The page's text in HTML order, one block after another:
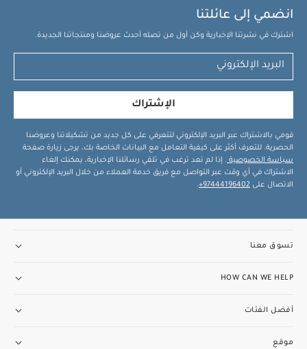
انضمي إلى عائلتنا
اشترك في نشرتنا الإخبارية وكن أول من تصله أحدث عروضنا ومنتجاتنا الجديدة.
الإشتراك
قومي بالاشتراك عبر البريد الإلكتروني لتتعرفي على كل جديد من تشكيلاتنا وعروضنا
الحصرية. للتعرف أكثر على كيفية التعامل مع البيانات الخاصة بك، يرجى زيارة صفحة
سياسة الخصوصية . إذا لم تعد ترغب في تلقي رسائلنا الإخبارية، يمكنك إلغاء
الاشتراك في أي وقت عبر التواصل مع فريق خدمة العملاء من خلال البريد الإلكتروني أو
الاتصال على 97444196402+
.
تسوق معنا
HOW CAN WE HELP
أفضل الفئات
موقع